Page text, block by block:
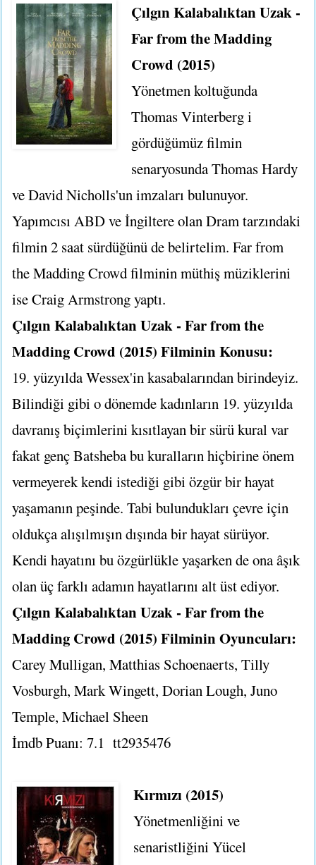
Çılgın Kalabalıktan Uzak -
Far from the Madding
Crowd (2015)
Yönetmen koltuğunda
Thomas Vinterberg i
gördüğümüz filmin
senaryosunda Thomas Hardy
ve David Nicholls'un imzaları bulunuyor.
Yapımcısı ABD ve İngiltere olan Dram tarzındaki
filmin 2 saat sürdüğünü de belirtelim. Far from
the Madding Crowd filminin müthiş müziklerini
ise Craig Armstrong yaptı.
Çılgın Kalabalıktan Uzak - Far from the
Madding Crowd (2015) Filminin Konusu:
19. yüzyılda Wessex'in kasabalarından birindeyiz.
Bilindiği gibi o dönemde kadınların 19. yüzyılda
davranış biçimlerini kısıtlayan bir sürü kural var
fakat genç Batsheba bu kuralların hiçbirine önem
vermeyerek kendi istediği gibi özgür bir hayat
yaşamanın peşinde. Tabi bulundukları çevre için
oldukça alışılmışın dışında bir hayat sürüyor.
Kendi hayatını bu özgürlükle yaşarken de ona âşık
olan üç farklı adamın hayatlarını alt üst ediyor.
Çılgın Kalabalıktan Uzak - Far from the
Madding Crowd (2015) Filminin Oyuncuları:
Carey Mulligan, Matthias Schoenaerts, Tilly
Vosburgh, Mark Wingett, Dorian Lough, Juno
Temple, Michael Sheen
İmdb Puanı: 7.1 tt2935476
Kırmızı (2015)
Yönetmenliğini ve
senaristliğini Yücel